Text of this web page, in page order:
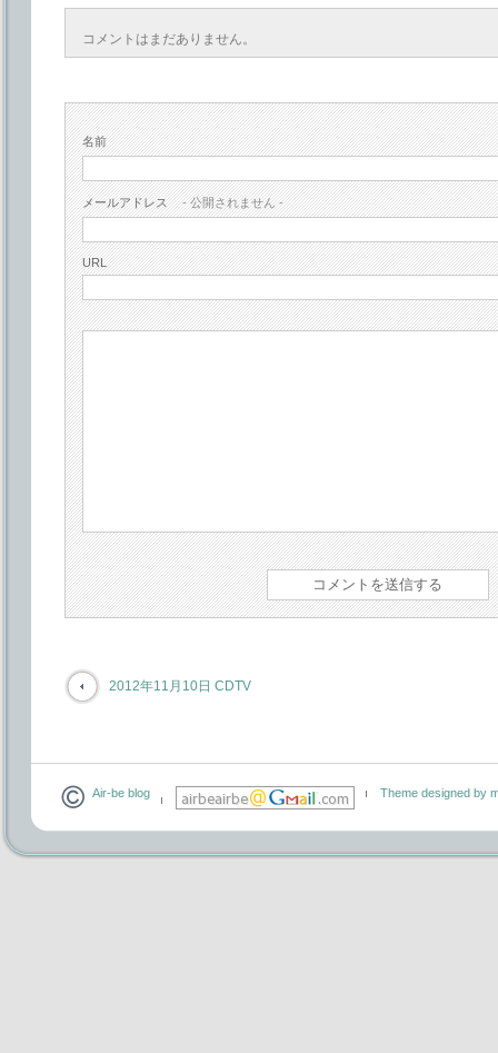
コメントはまだありません。
名前
メールアドレス - 公開されません -
URL
2012年11月10日 CDTV
Air-be blog Theme designed by